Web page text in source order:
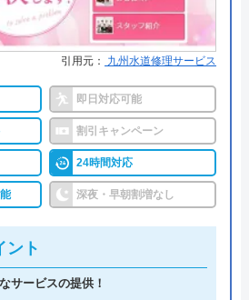
棒エビマヨ
前
して頂けて助かりました。ト
もその都度言って下さって助
詳細は公式HPでご確認ください
ンライフがおすすめの理由
無休で、最短30分駆けつけ、
無料などのサービスを売りにし
業者（水道局指定工事店）で下
のスタッフが対応してくれるの
引用元： 九州水道修理サービス
即日対応可能
割引キャンペーン
24時間対応
深夜・早朝割増なし
ント
サービスの提供！